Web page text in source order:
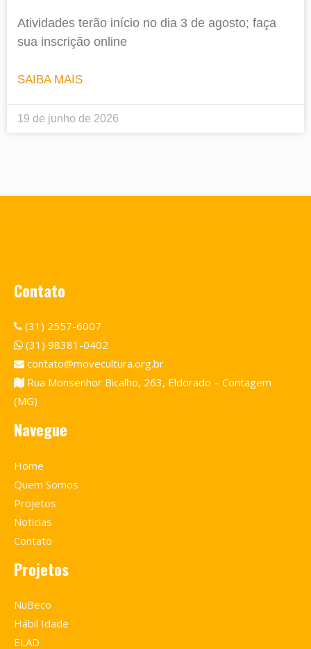
Atividades terão início no dia 3 de agosto; faça
sua inscrição online
SAIBA MAIS
19 de junho de 2026
Contato
(31) 2557-6007
(31) 98381-0402
contato@movecultura.org.br
Rua Monsenhor Bicalho, 263, Eldorado – Contagem
(MG)
Navegue
Home
Quem Somos
Projetos
Noticias
Contato
Projetos
NuBeco
Hábil Idade
ELAD